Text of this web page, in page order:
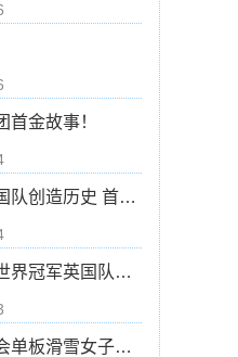
首金故事！
花样滑冰团体赛：中国队创造历史 首次晋级自由滑
中国冰壶混双队憾负世界冠军英国队基本无缘四强
辛诺特摘得北京冬奥会单板滑雪女子坡面障碍技巧冠军